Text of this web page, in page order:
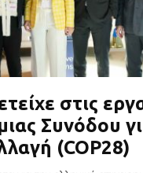
στις
Συνόδου
(COP28)